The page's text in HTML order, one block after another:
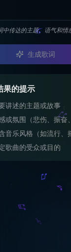
传达的主题、语气和情
生成歌词
果的提示
讲述的主题或故事
或氛围（悲伤、振奋
音乐风格（如流行、
歌曲的受众或目的